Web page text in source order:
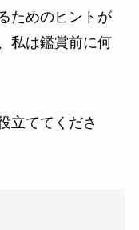
ためのヒントが
私は鑑賞前に何
立ててくださ